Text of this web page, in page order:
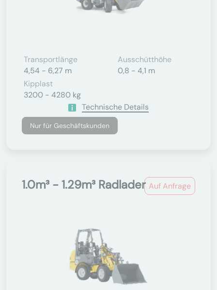
Transportlänge
4,54 - 6,27 m
Ausschütthöhe
0,8 - 4,1 m
Kipplast
3200 - 4280 kg
Technische Details
Nur für Geschäftskunden
Auf Anfrage
1.0m³ - 1.29m³ Radlader